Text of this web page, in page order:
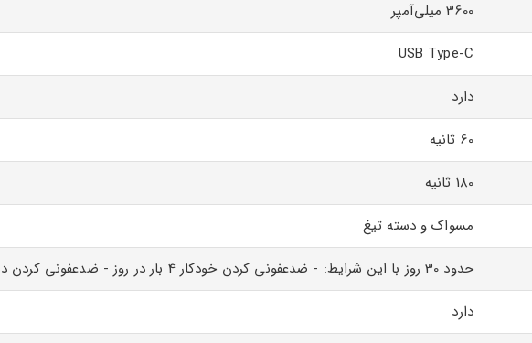
3600 میلی‌آمپر
USB Type-C
دارد
60 ثانیه
180 ثانیه
مسواک و دسته تیغ
حدود 30 روز با این شرایط: - ضدعفونی کردن خودکار 4 بار در روز - ضدعفونی کردن دستی 2 بار در روز
دارد